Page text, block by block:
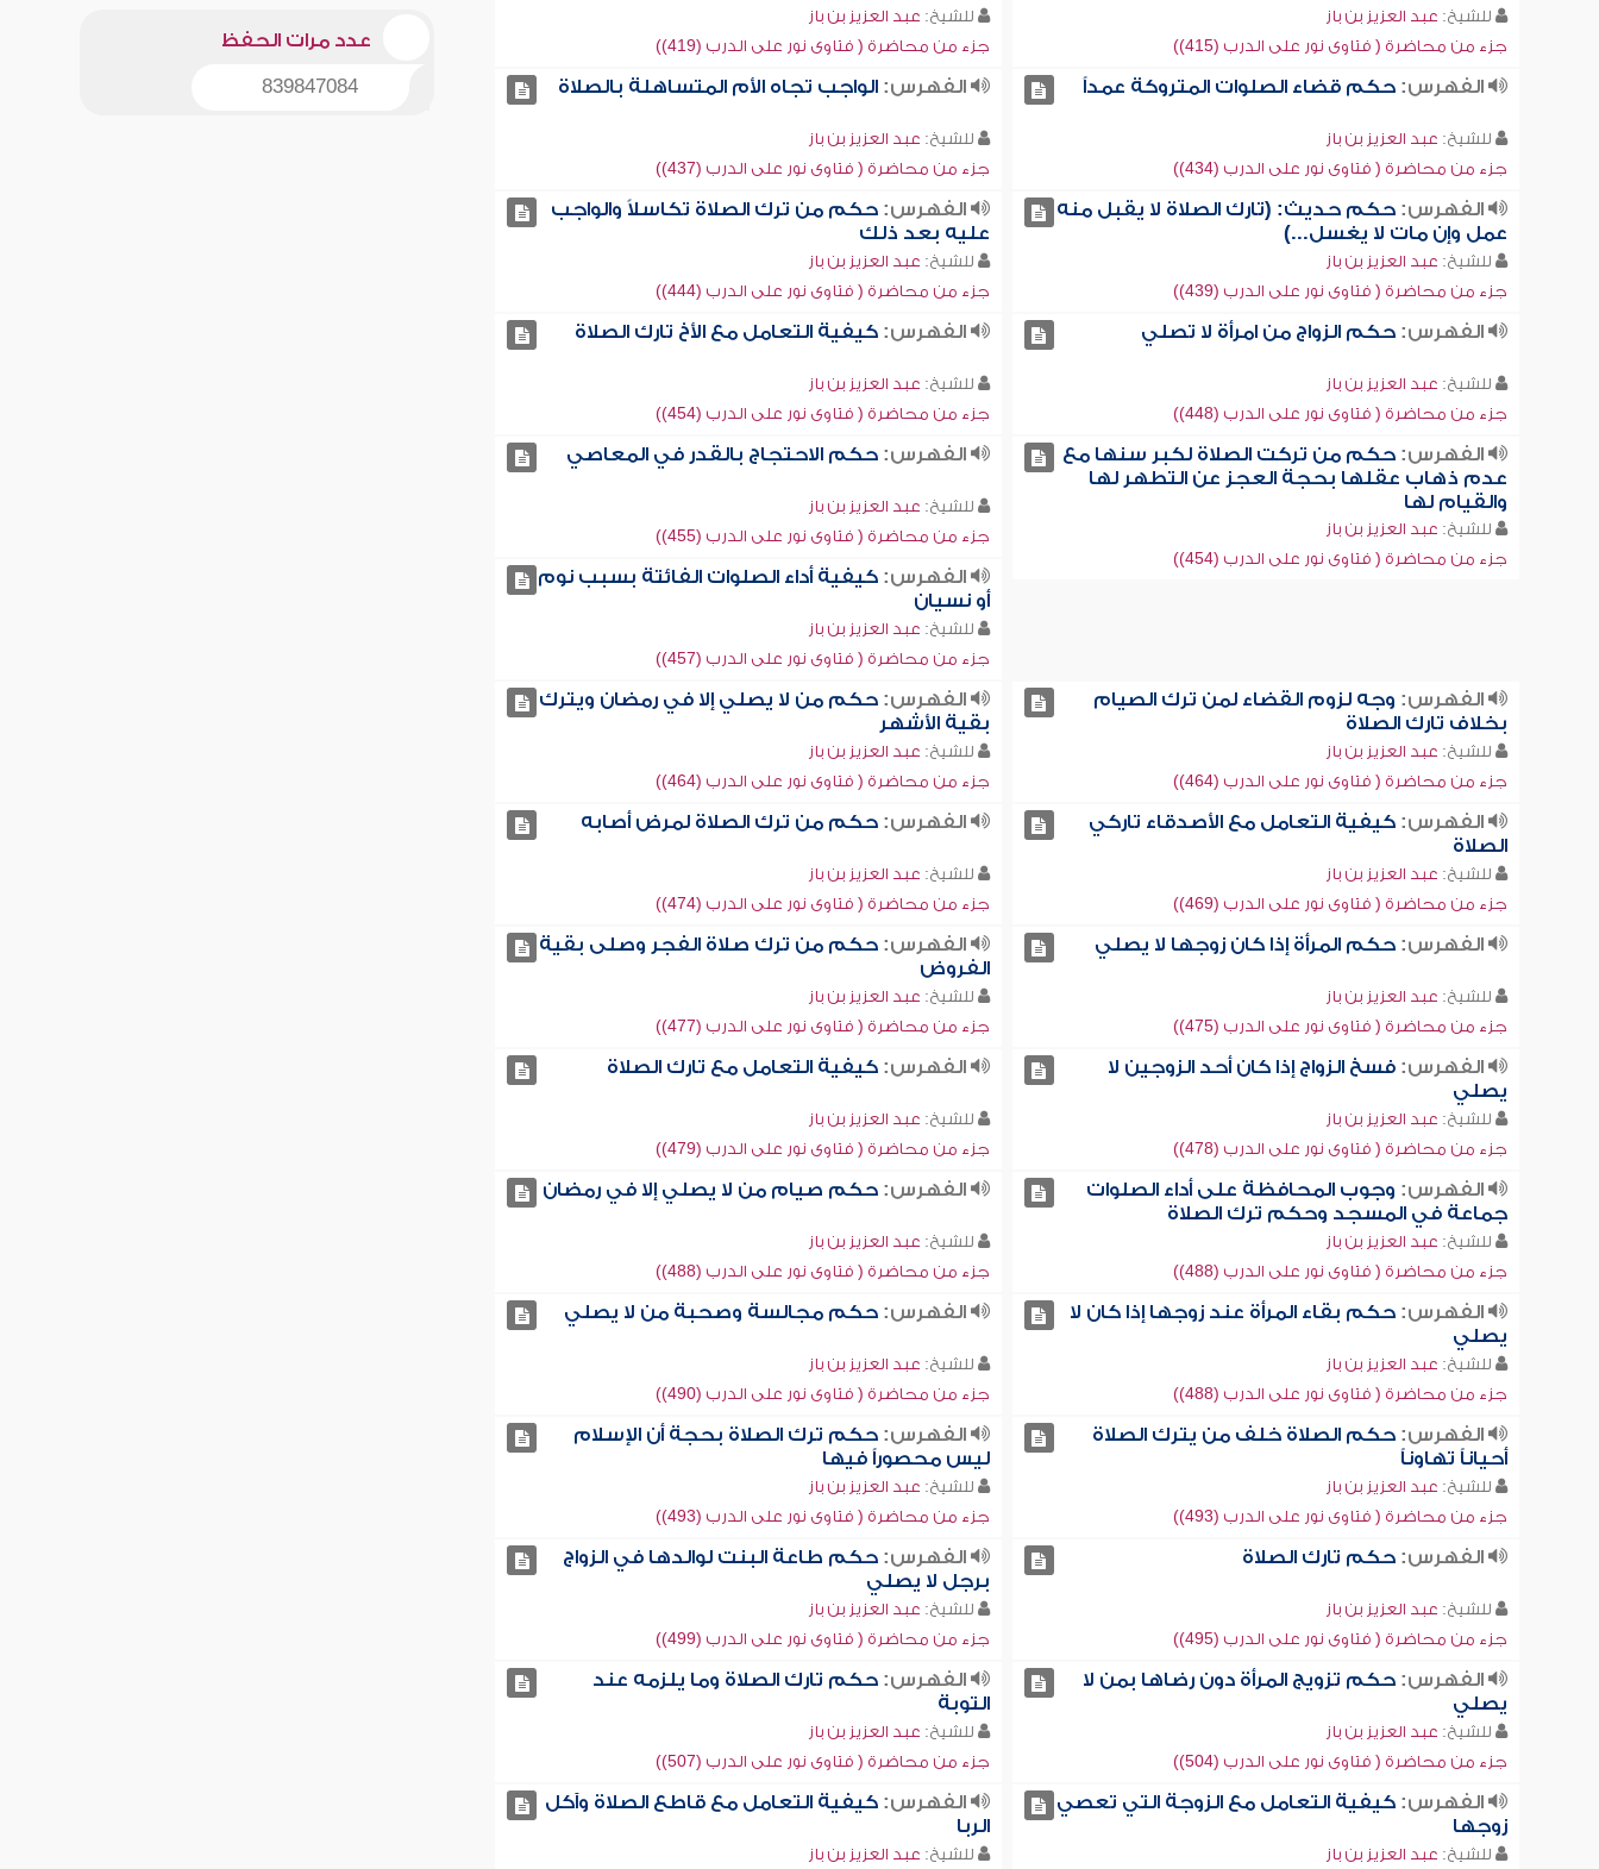
للشيخ: عبد العزيز بن باز
جزء من محاضرة ( فتاوى نور على الدرب (415))
للشيخ: عبد العزيز بن باز
جزء من محاضرة ( فتاوى نور على الدرب (419))
الفهرس:حكم قضاء الصلوات المتروكة عمداً
للشيخ: عبد العزيز بن باز
جزء من محاضرة ( فتاوى نور على الدرب (434))
الفهرس: الواجب تجاه الأم المتساهلة بالصلاة
للشيخ: عبد العزيز بن باز
جزء من محاضرة ( فتاوى نور على الدرب (437))
الفهرس:حكم حديث: (تارك الصلاة لا يقبل منه
عمل وإن مات لا يغسل...)
للشيخ: عبد العزيز بن باز
جزء من محاضرة ( فتاوى نور على الدرب (439))
الفهرس: حكم من ترك الصلاة تكاسلاً والواجب
عليه بعد ذلك
للشيخ: عبد العزيز بن باز
جزء من محاضرة ( فتاوى نور على الدرب (444))
الفهرس:حكم الزواج من امرأة لا تصلي
للشيخ: عبد العزيز بن باز
جزء من محاضرة ( فتاوى نور على الدرب (448))
الفهرس: كيفية التعامل مع الأخ تارك الصلاة
للشيخ: عبد العزيز بن باز
جزء من محاضرة ( فتاوى نور على الدرب (454))
الفهرس:حكم من تركت الصلاة لكبر سنها مع
عدم ذهاب عقلها بحجة العجز عن التطهر لها
والقيام لها
للشيخ: عبد العزيز بن باز
جزء من محاضرة ( فتاوى نور على الدرب (454))
الفهرس: حكم الاحتجاج بالقدر في المعاصي
للشيخ: عبد العزيز بن باز
جزء من محاضرة ( فتاوى نور على الدرب (455))
الفهرس: كيفية أداء الصلوات الفائتة بسبب نوم
أو نسيان
للشيخ: عبد العزيز بن باز
جزء من محاضرة ( فتاوى نور على الدرب (457))
الفهرس: وجه لزوم القضاء لمن ترك الصيام
بخلاف تارك الصلاة
للشيخ: عبد العزيز بن باز
جزء من محاضرة ( فتاوى نور على الدرب (464))
الفهرس: حكم من لا يصلي إلا في رمضان ويترك
بقية الأشهر
للشيخ: عبد العزيز بن باز
جزء من محاضرة ( فتاوى نور على الدرب (464))
الفهرس:كيفية التعامل مع الأصدقاء تاركي
الصلاة
للشيخ: عبد العزيز بن باز
جزء من محاضرة ( فتاوى نور على الدرب (469))
الفهرس: حكم من ترك الصلاة لمرض أصابه
للشيخ: عبد العزيز بن باز
جزء من محاضرة ( فتاوى نور على الدرب (474))
الفهرس:حكم المرأة إذا كان زوجها لا يصلي
للشيخ: عبد العزيز بن باز
جزء من محاضرة ( فتاوى نور على الدرب (475))
الفهرس: حكم من ترك صلاة الفجر وصلى بقية
الفروض
للشيخ: عبد العزيز بن باز
جزء من محاضرة ( فتاوى نور على الدرب (477))
الفهرس:فسخ الزواج إذا كان أحد الزوجين لا
يصلي
للشيخ: عبد العزيز بن باز
جزء من محاضرة ( فتاوى نور على الدرب (478))
الفهرس: كيفية التعامل مع تارك الصلاة
للشيخ: عبد العزيز بن باز
جزء من محاضرة ( فتاوى نور على الدرب (479))
الفهرس: وجوب المحافظة على أداء الصلوات
جماعة في المسجد وحكم ترك الصلاة
للشيخ: عبد العزيز بن باز
جزء من محاضرة ( فتاوى نور على الدرب (488))
الفهرس: حكم صيام من لا يصلي إلا في رمضان
للشيخ: عبد العزيز بن باز
جزء من محاضرة ( فتاوى نور على الدرب (488))
الفهرس:حكم بقاء المرأة عند زوجها إذا كان لا
يصلي
للشيخ: عبد العزيز بن باز
جزء من محاضرة ( فتاوى نور على الدرب (488))
الفهرس: حكم مجالسة وصحبة من لا يصلي
للشيخ: عبد العزيز بن باز
جزء من محاضرة ( فتاوى نور على الدرب (490))
الفهرس:حكم الصلاة خلف من يترك الصلاة
أحياناً تهاوناً
للشيخ: عبد العزيز بن باز
جزء من محاضرة ( فتاوى نور على الدرب (493))
الفهرس: حكم ترك الصلاة بحجة أن الإسلام
ليس محصوراً فيها
للشيخ: عبد العزيز بن باز
جزء من محاضرة ( فتاوى نور على الدرب (493))
الفهرس:حكم تارك الصلاة
للشيخ: عبد العزيز بن باز
جزء من محاضرة ( فتاوى نور على الدرب (495))
الفهرس: حكم طاعة البنت لوالدها في الزواج
برجل لا يصلي
للشيخ: عبد العزيز بن باز
جزء من محاضرة ( فتاوى نور على الدرب (499))
الفهرس:حكم تزويج المرأة دون رضاها بمن لا
يصلي
للشيخ: عبد العزيز بن باز
جزء من محاضرة ( فتاوى نور على الدرب (504))
الفهرس: حكم تارك الصلاة وما يلزمه عند
التوبة
للشيخ: عبد العزيز بن باز
جزء من محاضرة ( فتاوى نور على الدرب (507))
الفهرس:كيفية التعامل مع الزوجة التي تعصي
زوجها
للشيخ: عبد العزيز بن باز
الفهرس: كيفية التعامل مع قاطع الصلاة وآكل
الربا
للشيخ: عبد العزيز بن باز
عدد مرات الحفظ
839847084